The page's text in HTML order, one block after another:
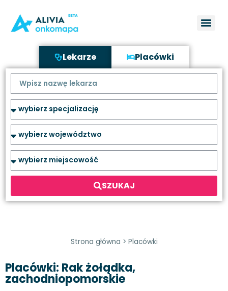
Lekarze Placówki
SZUKAJ
Strona główna > Placówki
Placówki: Rak żołądka,
zachodniopomorskie